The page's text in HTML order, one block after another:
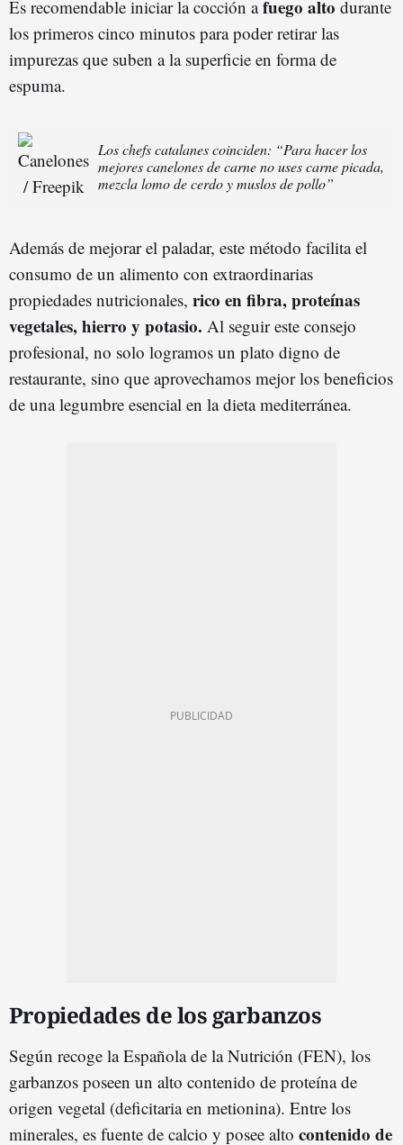
Es recomendable iniciar la cocción afuego alto durante
los primeros cinco minutos para poder retirar las
impurezas que suben a la superficie en forma de
espuma.
Los chefs catalanes coinciden: “Para hacer los
mejores canelones de carne no uses carne picada,
mezcla lomo de cerdo y muslos de pollo”
Además de mejorar el paladar, este método facilita el
consumo de un alimento con extraordinarias
propiedades nutricionales, rico en fibra, proteínas
vegetales, hierro y potasio. Al seguir este consejo
profesional, no solo logramos un plato digno de
restaurante, sino que aprovechamos mejor los beneficios
de una legumbre esencial en la dieta mediterránea.
Propiedades de los garbanzos
Según recoge la Española de la Nutrición (FEN), los
garbanzos poseen un alto contenido de proteína de
origen vegetal (deficitaria en metionina). Entre los
minerales, es fuente de calcio y posee alto contenido de